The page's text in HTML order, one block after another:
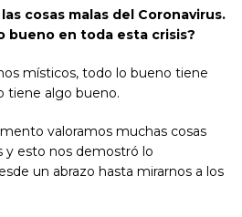
cosas malas del Coronavirus.
bueno en toda esta crisis?
místicos, todo lo bueno tiene
tiene algo bueno.
valoramos muchas cosas
y esto nos demostró lo
un abrazo hasta mirarnos a los